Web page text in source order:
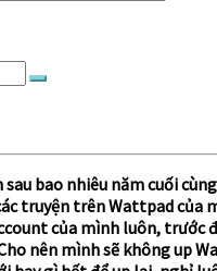
Search
sau bao nhiêu năm cuối
truyện trên Wattpad của
của mình luôn, trước
nên mình sẽ không up